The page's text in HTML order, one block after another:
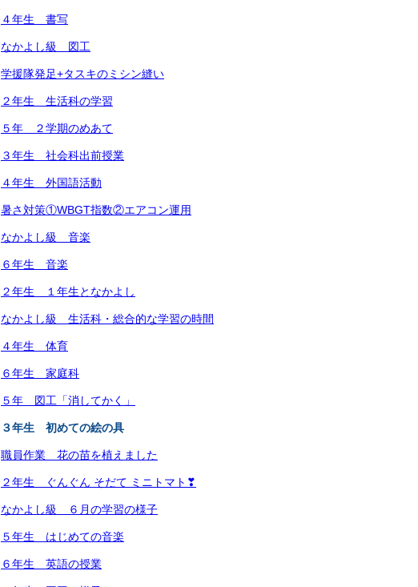
４年生 書写
なかよし級 図工
学援隊発足+タスキのミシン縫い
２年生 生活科の学習
５年 ２学期のめあて
３年生 社会科出前授業
４年生 外国語活動
暑さ対策①WBGT指数②エアコン運用
なかよし級 音楽
６年生 音楽
２年生 １年生となかよし
なかよし級 生活科・総合的な学習の時間
４年生 体育
６年生 家庭科
５年 図工「消してかく」
３年生 初めての絵の具
職員作業 花の苗を植えました
２年生 ぐんぐん そだて ミニトマト❣
なかよし級 ６月の学習の様子
５年生 はじめての音楽
６年生 英語の授業